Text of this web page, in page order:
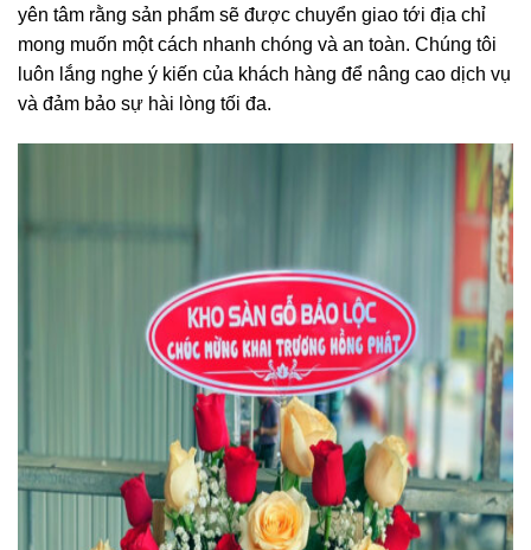
yên tâm rằng sản phẩm sẽ được chuyển giao tới địa chỉ
mong muốn một cách nhanh chóng và an toàn. Chúng tôi
luôn lắng nghe ý kiến của khách hàng để nâng cao dịch vụ
và đảm bảo sự hài lòng tối đa.